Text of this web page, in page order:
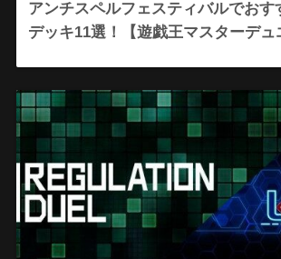
アンチスペルフェスティバルでおす
デッキ11選！【遊戯王マスターデュ